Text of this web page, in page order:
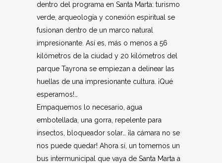
dentro del programa en Santa Marta: turismo
verde, arqueología y conexión espiritual se
fusionan dentro de un marco natural
impresionante. Así es, más o menos a 56
kilómetros de la ciudad y 20 kilómetros del
parque Tayrona se empiezan a delinear las
huellas de una impresionante cultura. ¡Qué
esperamos!…
Empaquemos lo necesario, agua
embotellada, una gorra, repelente para
insectos, bloqueador solar… ¡la cámara no se
nos puede quedar! Ahora sí, un tomemos un
bus intermunicipal que vaya de Santa Marta a